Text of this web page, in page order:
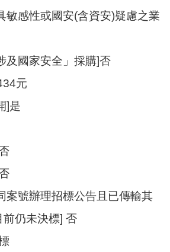
敏感性或國安(含資安)疑慮之業
及國家安全」採購]否
元
]是
案號辦理招標公告且已傳輸其
仍未決標] 否